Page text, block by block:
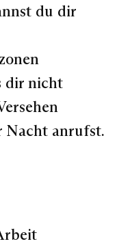
du dir
dir nicht
Nacht anrufst.